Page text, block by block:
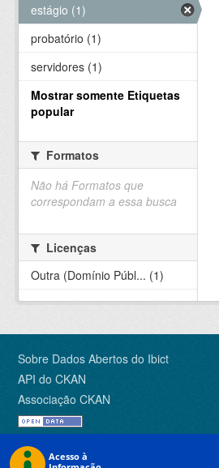
estágio (1)
probatório (1)
servidores (1)
Mostrar somente Etiquetas
popular
Formatos
Não há Formatos que
correspondam a essa busca
Licenças
Outra (Domínio Públ... (1)
Sobre Dados Abertos do Ibict
API do CKAN
Associação CKAN